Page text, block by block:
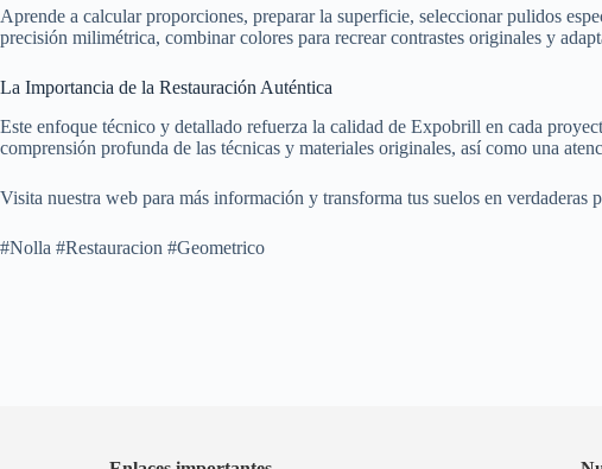
Aprende a calcular proporciones, preparar la superficie, seleccionar pulidos
precisión milimétrica, combinar colores para recrear contrastes originales y
La Importancia de la Restauración Auténtica
Este enfoque técnico y detallado refuerza la calidad de Expobrill en cada
comprensión profunda de las técnicas y materiales originales, así como una
Visita nuestra web para más información y transforma tus suelos en
#Nolla #Restauracion #Geometrico